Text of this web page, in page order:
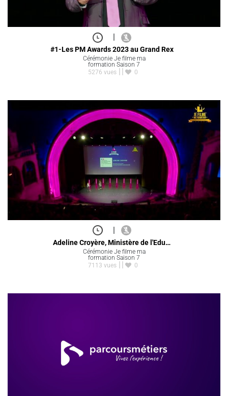
#1-Les PM Awards 2023 au Grand Rex
Cérémonie Je filme ma
formation Saison 7
5276 vues
0
|
Adeline Croyère, Ministère de l'Edu…
Cérémonie Je filme ma
formation Saison 7
7113 vues
0